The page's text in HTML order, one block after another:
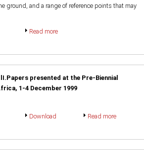
ground, and a range of reference points that may
Read more
presented at the Pre-Biennial
1-4 December 1999
Download Read more